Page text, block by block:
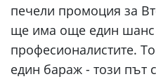
печели промоция за
ще има още един шанс
професионалистите.
един бараж - този